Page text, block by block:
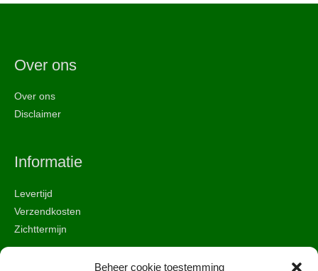
Beheer cookie toestemming
Over ons
Over ons
Disclaimer
Informatie
Levertijd
Verzendkosten
Zichttermijn